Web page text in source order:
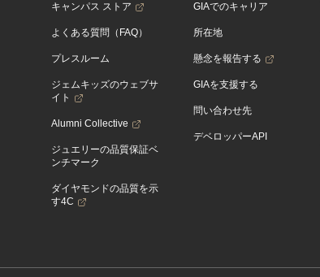
キャンパス ストア
よくある質問（FAQ）
プレスルーム
ジェムキッズのウェブサ
イト
Alumni Collective
ジュエリーの品質保証ベ
ンチマーク
ダイヤモンドの品質を示
す4C
GIAでのキャリア
所在地
懸念を報告する
GIAを支援する
問い合わせ先
デベロッパーAPI